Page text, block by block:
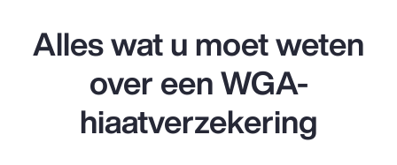
Alles wat u moet weten
over een WGA-
hiaatverzekering